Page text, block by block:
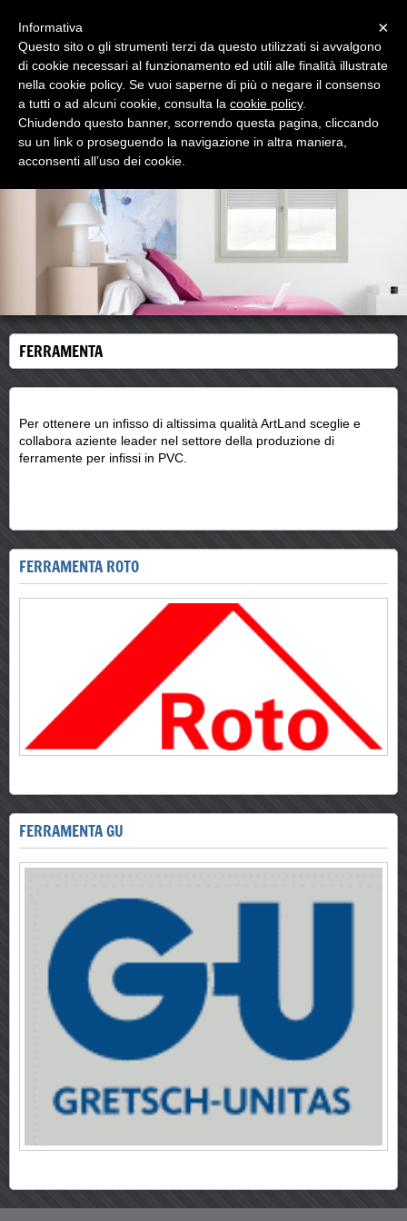
www.artlandsrl.it
dal made in Italy
FERRAMENTA
Per ottenere un infisso di altissima qualità ArtLand sceglie e
collabora aziente leader nel settore della produzione di
ferramente per infissi in PVC.
FERRAMENTA ROTO
FERRAMENTA GU
×
Informativa
Questo sito o gli strumenti terzi da questo utilizzati si avvalgono
di cookie necessari al funzionamento ed utili alle finalità illustrate
nella cookie policy. Se vuoi saperne di più o negare il consenso
a tutti o ad alcuni cookie, consulta la cookie policy.
Chiudendo questo banner, scorrendo questa pagina, cliccando
su un link o proseguendo la navigazione in altra maniera,
acconsenti all’uso dei cookie.